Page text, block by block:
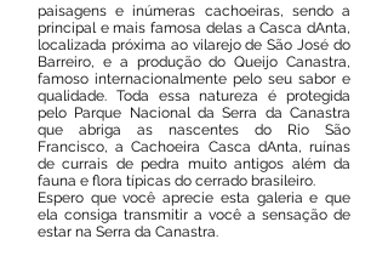
paisagens e inúmeras cachoeiras, sendo a
principal e mais famosa delas a Casca dAnta,
localizada próxima ao vilarejo de São José do
Barreiro, e a produção do Queijo Canastra,
famoso internacionalmente pelo seu sabor e
qualidade. Toda essa natureza é protegida
pelo Parque Nacional da Serra da Canastra
que abriga as nascentes do Rio São
Francisco, a Cachoeira Casca dAnta, ruínas
de currais de pedra muito antigos além da
fauna e flora típicas do cerrado brasileiro.
Espero que você aprecie esta galeria e que
ela consiga transmitir a você a sensação de
estar na Serra da Canastra.